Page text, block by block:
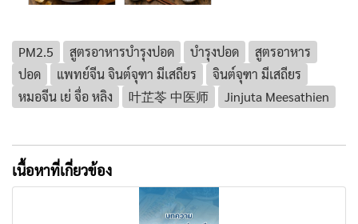
PM2.5 สูตรอาหารบำรุงปอด บำรุงปอด
สูตรอาหาร
ปอด
แพทย์จีน จินต์จุฑา มีเสถียร
จินต์จุฑา มีเสถียร
หมอจีน เย่ จื่อ หลิง
叶芷苓 中医师 Jinjuta Meesathien
เนื้อหาที่เกี่ยวข้อง